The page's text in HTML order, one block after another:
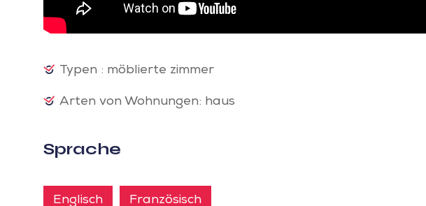
Typen : möblierte zimmer
Arten von Wohnungen: haus
Sprache
Englisch Französisch